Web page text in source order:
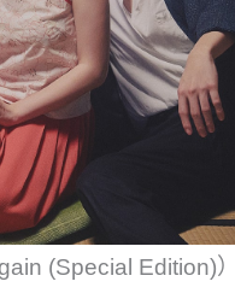
(Special Edition)